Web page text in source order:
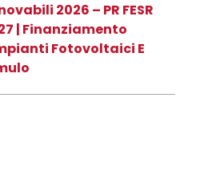
2026 – PR FESR
| Finanziamento
Fotovoltaici E